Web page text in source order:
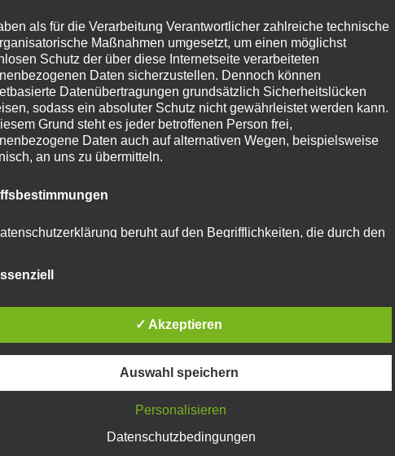
als für die Verarbeitung Verantwortlicher zahlreiche technische
Maßnahmen umgesetzt, um einen möglichst
Schutz der über diese Internetseite verarbeiteten
Daten sicherzustellen. Dennoch können
Datenübertragungen grundsätzlich Sicherheitslücken
sodass ein absoluter Schutz nicht gewährleistet werden kann.
Grund steht es jeder betroffenen Person frei,
Daten auch auf alternativen Wegen, beispielsweise
an uns zu übermitteln.
beruht auf den Begrifflichkeiten, die durch den
Grundverordnung (DS-GVO) verwendet wurden. Unsere
soll sowohl für die Öffentlichkeit als auch für unsere
gewährleisten, möchten wir vorab die verwendeten
in dieser Datenschutzerklärung unter anderem die
✓ Akzeptieren
Auswahl speichern
Personalisieren
Datenschutzbedingungen